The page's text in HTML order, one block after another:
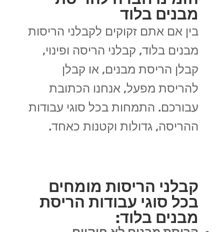
מבנים בלוד
בין אם אתם זקוקים לקבלני הריסות
מבנים בלוד, קבלני הריסה ופינוי,
קבלן הריסת מבנים, או קבלן
להריסת מפעל, אנחנו הכתובת
עבורכם. התמחות בכל סוגי עבודות
ההריסה, גדולות וקטנות כאחד.
קבלני הריסות מומחים
בכל סוגי עבודות הריסת
מבנים בלוד: